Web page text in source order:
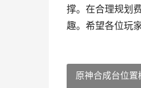
撑。在合理规划
趣。希望各位玩
原神合成台位